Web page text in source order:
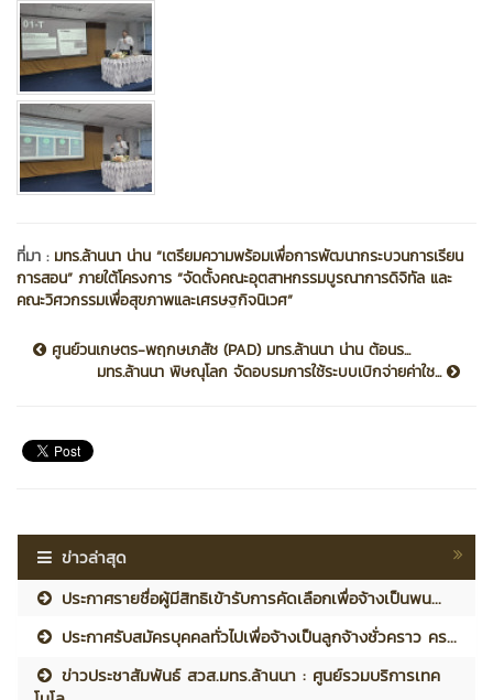
ที่มา : มทร.ล้านนา น่าน “เตรียมความพร้อมเพื่อการพัฒนากระบวนการเรียน
การสอน” ภายใต้โครงการ “จัดตั้งคณะอุตสาหกรรมบูรณาการดิจิทัล และ
คณะวิศวกรรมเพื่อสุขภาพและเศรษฐกิจนิเวศ”
ศูนย์วนเกษตร-พฤกษเภสัช (PAD) มทร.ล้านนา น่าน ต้อนร...
มทร.ล้านนา พิษณุโลก จัดอบรมการใช้ระบบเบิกจ่ายค่าใช...
ข่าวล่าสุด
ประกาศรายชื่อผู้มีสิทธิเข้ารับการคัดเลือกเพื่อจ้างเป็นพน...
ประกาศรับสมัครบุคคลทั่วไปเพื่อจ้างเป็นลูกจ้างชั่วคราว คร...
ข่าวประชาสัมพันธ์ สวส.มทร.ล้านนา : ศูนย์รวมบริการเทค